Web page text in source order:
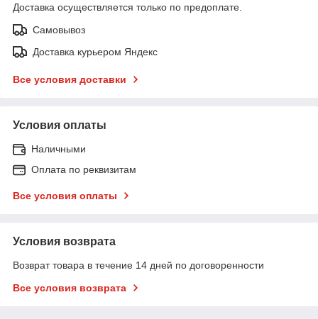
Доставка осуществляется только по предоплате.
Самовывоз
Доставка курьером Яндекс
Все условия доставки
Условия оплаты
Наличными
Оплата по реквизитам
Все условия оплаты
Условия возврата
Возврат товара в течение 14 дней по договоренности
Все условия возврата